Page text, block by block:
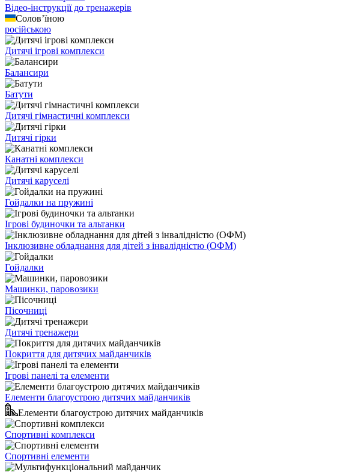
Відео-інструкції до тренажерів
Солов’їною
російською
Дитячі ігрові комплекси
Балансири
Батути
Дитячі гімнастичні комплекси
Дитячі гірки
Канатні комплекси
Дитячі каруселі
Гойдалки на пружині
Ігрові будиночки та альтанки
Інклюзивне обладнання для дітей з інвалідністю (ОФМ)
Гойдалки
Машинки, паровозики
Пісочниці
Дитячі тренажери
Покриття для дитячих майданчиків
Ігрові панелі та елементи
Елементи благоустрою дитячих майданчиків
Елементи благоустрою дитячих майданчиків
Спортивні комплекси
Спортивні елементи